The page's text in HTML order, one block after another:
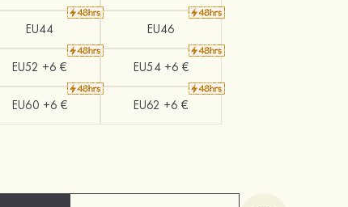
EU44 EU46
EU52 +6 € EU54 +6 €
EU60 +6 € EU62 +6 €